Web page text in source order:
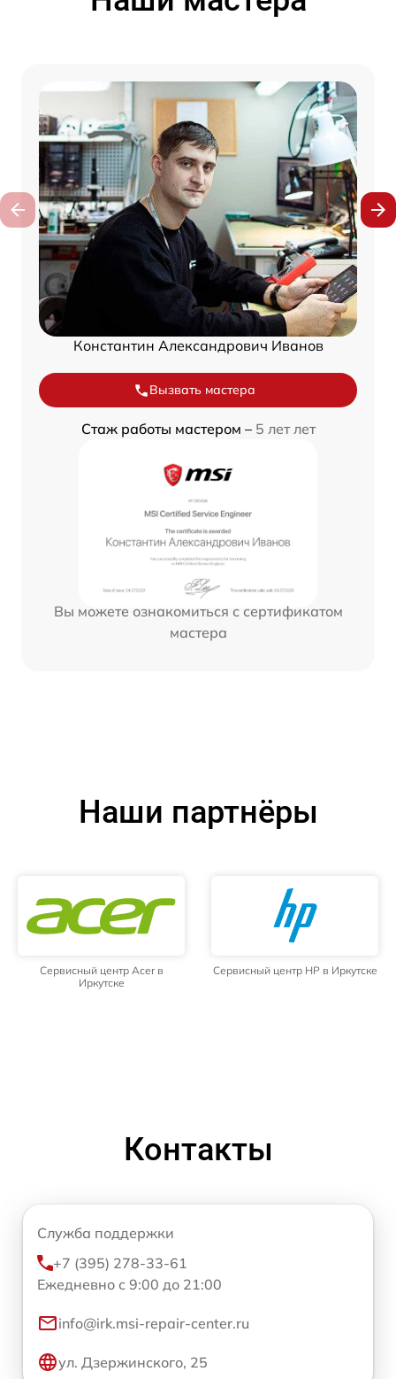
Константин Александрович Иванов
Вызвать мастера
Стаж работы мастером – 5 лет лет
Вы можете ознакомиться с сертификатом
мастера
Наши партнёры
Сервисный центр Acer в
Иркутске
Сервисный центр HP в Иркутске
Контакты
Служба поддержки
+7 (395) 278-33-61
Ежедневно с 9:00 до 21:00
info@irk.msi-repair-center.ru
ул. Дзержинского, 25